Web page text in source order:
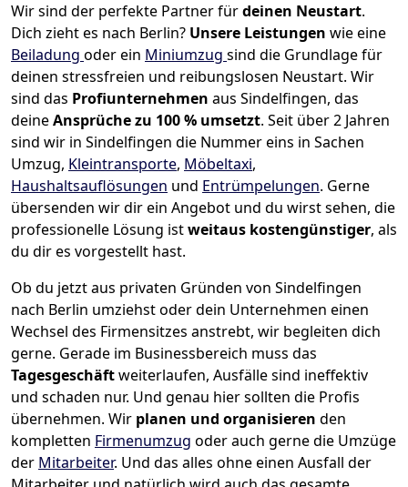
Wir sind der perfekte Partner fürdeinen Neustart.
Dich zieht es nach Berlin? Unsere Leistungen wie eine
Beiladung oder ein Miniumzug sind die Grundlage für
deinen stressfreien und reibungslosen Neustart. Wir
sind das Profiunternehmen aus Sindelfingen, das
deineAnsprüche zu 100 % umsetzt. Seit über 2 Jahren
sind wir in Sindelfingen die Nummer eins in Sachen
Umzug, Kleintransporte, Möbeltaxi,
Haushaltsauflösungen und Entrümpelungen. Gerne
übersenden wir dir ein Angebot und du wirst sehen, die
professionelle Lösung istweitaus kostengünstiger, als
du dir es vorgestellt hast.
Ob du jetzt aus privaten Gründen von Sindelfingen
nach Berlin umziehst oder dein Unternehmen einen
Wechsel des Firmensitzes anstrebt, wir begleiten dich
gerne. Gerade im Businessbereich muss das
Tagesgeschäftweiterlaufen, Ausfälle sind ineffektiv
und schaden nur. Und genau hier sollten die Profis
übernehmen. Wir planen und organisieren den
kompletten Firmenumzug oder auch gerne die Umzüge
der Mitarbeiter. Und das alles ohne einen Ausfall der